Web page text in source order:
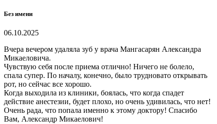
Без имени
06.10.2025
Вчера вечером удаляла зуб у врача Мангасарян Александра
Микаеловича.
Чувствую себя после приема отлично! Ничего не болело,
спала супер. По началу, конечно, было трудновато открывать
рот, но сейчас все хорошо.
Когда выходила из клиники, боялась, что когда спадет
действие анестезии, будет плохо, но очень удивилась, что нет!
Очень рада, что попала именно к этому доктору! Спасибо
Вам, Александр Микаелович!